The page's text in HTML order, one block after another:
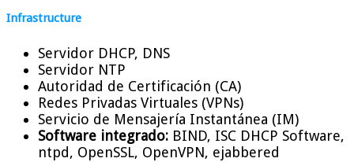
Infrastructure
Servidor DHCP, DNS
Servidor NTP
Autoridad de Certificación (CA)
Redes Privadas Virtuales (VPNs)
Servicio de Mensajería Instantánea (IM)
Software integrado: BIND, ISC DHCP Software,
ntpd, OpenSSL, OpenVPN, ejabbered